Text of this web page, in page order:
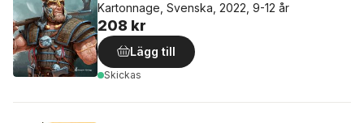
Kartonnage, Svenska, 2022, 9-12 år
208 kr
Lägg till
Skickas